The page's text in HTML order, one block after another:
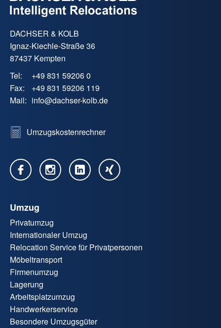
DACHSER & KOLB
Ignaz-Kiechle-Straße 36
87437 Kempten
Tel:
+49 831 59206 0
Fax:
+49 831 59206 119
Mail: info@dachser-kolb.de
Umzugskostenrechner
Umzug
Privatumzug
Internationaler Umzug
Relocation Service für Privatpersonen
Möbeltransport
Firmenumzug
Lagerung
Arbeitsplatzumzug
Handwerkerservice
Besondere Umzugsgüter